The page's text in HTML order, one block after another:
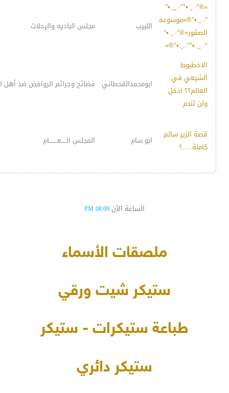
«®°·.¸.•°°·.¸¸.•°
°·.¸.•°®»موسوعه
الصقور«®°·.¸.•°
°·.¸¸.•°°·.¸.•°®»
اللبيب مجلس الباديه والرحلات
الاخطبوط
الشيعي في
العالم؟؟ ادخل
ولن تندم
ابومحمدالقحطاني فضائح وجرائم الروافض ضد أهل
قصة الزير سالم
كاملة.....؟
ابو سام المجلس الـــــعــــــــام
الساعة الآن 08:09 PM
ملصقات الأسماء
ستيكر شيت ورقي
طباعة ستيكرات - ستيكر
ستيكر دائري